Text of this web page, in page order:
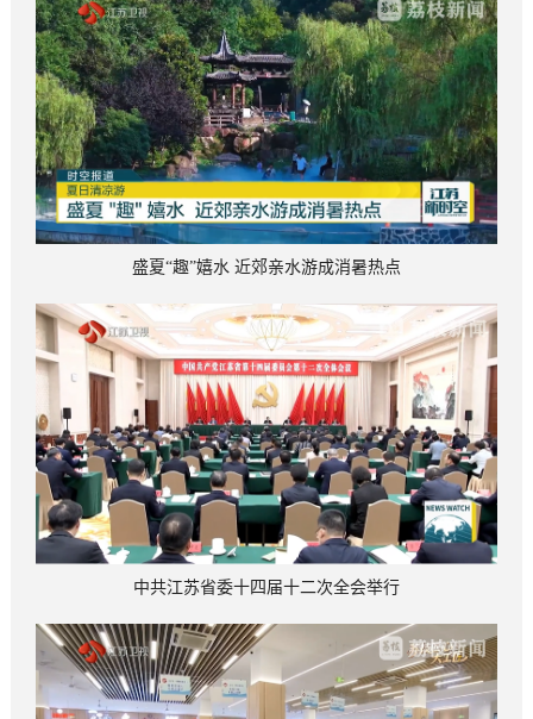
盛夏“趣”嬉水 近郊亲水游成消暑热点
中共江苏省委十四届十二次全会举行